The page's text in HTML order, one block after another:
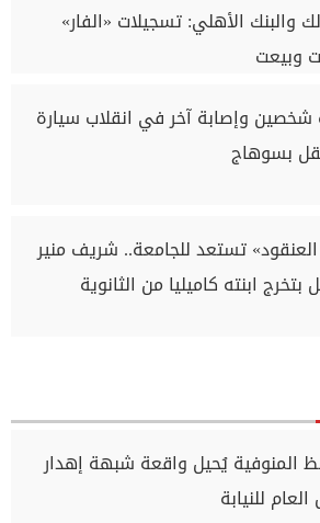
والبنك الأهلي: تسجيلات «الفار»
وبيعت
شخصين وإصابة آخر في انقلاب سيارة
بسوهاج
العنقود» تستعد للجامعة.. شريف منير
بتخرج ابنته كاميليا من الثانوية
المنوفية يُحيل واقعة شبهة إهدار
العام للنيابة